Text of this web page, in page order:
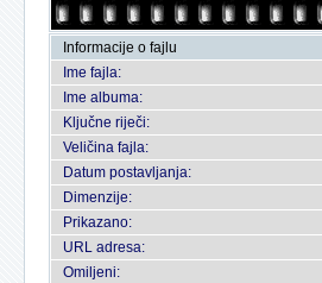
Informacije o fajlu
Ime fajla:
Ime albuma:
Ključne riječi:
Veličina fajla:
Datum postavljanja:
Dimenzije:
Prikazano:
URL adresa:
Omiljeni: